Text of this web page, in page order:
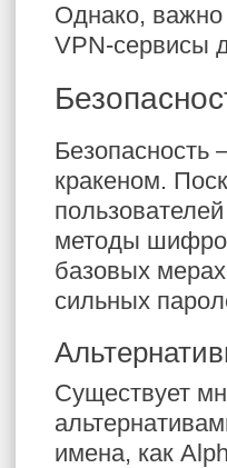
Однако, важно
VPN-сервисы
Безопасность
кракеном.
методы
базовых
сильных
Существует
имена, как